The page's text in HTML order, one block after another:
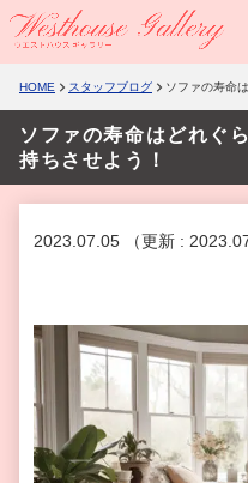
HOME スタッフブログ ソファの寿命
ソファの寿命はどれぐ
持ちさせよう！
2023.07.05 （更新 :